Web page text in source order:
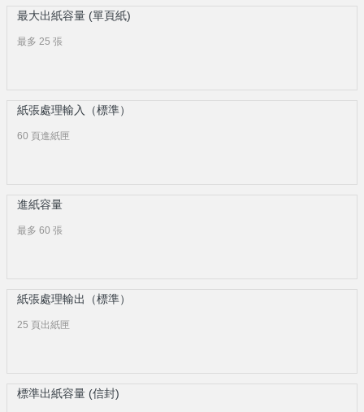
最大出紙容量 (單頁紙)
最多 25 張
紙張處理輸入（標準）
60 頁進紙匣
進紙容量
最多 60 張
紙張處理輸出（標準）
25 頁出紙匣
標準出紙容量 (信封)